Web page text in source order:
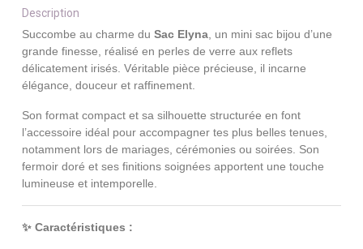
Description
Succombe au charme du Sac Elyna , un mini sac bijou d’une
grande finesse, réalisé en perles de verre aux reflets
délicatement irisés. Véritable pièce précieuse, il incarne
élégance, douceur et raffinement.
Son format compact et sa silhouette structurée en font
l’accessoire idéal pour accompagner tes plus belles tenues,
notamment lors de mariages, cérémonies ou soirées. Son
fermoir doré et ses finitions soignées apportent une touche
lumineuse et intemporelle.
✨ Caractéristiques :